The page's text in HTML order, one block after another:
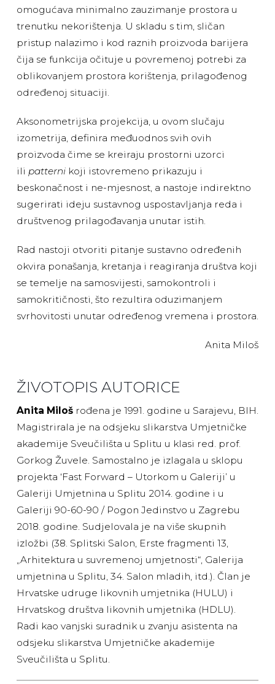
omogućava minimalno zauzimanje prostora u
trenutku nekorištenja. U skladu s tim, sličan
pristup nalazimo i kod raznih proizvoda barijera
čija se funkcija očituje u povremenoj potrebi za
oblikovanjem prostora korištenja, prilagođenog
određenoj situaciji.
Aksonometrijska projekcija, u ovom slučaju
izometrija, definira međuodnos svih ovih
proizvoda čime se kreiraju prostorni uzorci
ili patternikoji istovremeno prikazuju i
beskonačnost i ne-mjesnost, a nastoje indirektno
sugerirati ideju sustavnog uspostavljanja reda i
društvenog prilagođavanja unutar istih.
Rad nastoji otvoriti pitanje sustavno određenih
okvira ponašanja, kretanja i reagiranja društva koji
se temelje na samosvijesti, samokontroli i
samokritičnosti, što rezultira oduzimanjem
svrhovitosti unutar određenog vremena i prostora.
Anita Miloš
ŽIVOTOPIS AUTORICE
Anita Milošrođena je 1991. godine u Sarajevu, BIH.
Magistrirala je na odsjeku slikarstva Umjetničke
akademije Sveučilišta u Splitu u klasi red. prof.
Gorkog Žuvele. Samostalno je izlagala u sklopu
projekta ‘Fast Forward – Utorkom u Galeriji’ u
Galeriji Umjetnina u Splitu 2014. godine i u
Galeriji 90-60-90 / Pogon Jedinstvo u Zagrebu
2018. godine. Sudjelovala je na više skupnih
izložbi (38. Splitski Salon, Erste fragmenti 13,
„Arhitektura u suvremenoj umjetnosti“, Galerija
umjetnina u Splitu, 34. Salon mladih, itd.). Član je
Hrvatske udruge likovnih umjetnika (HULU) i
Hrvatskog društva likovnih umjetnika (HDLU).
Radi kao vanjski suradnik u zvanju asistenta na
odsjeku slikarstva Umjetničke akademije
Sveučilišta u Splitu.